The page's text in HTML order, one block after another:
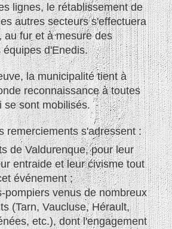
lignes, le rétablissement de
autres secteurs s'effectuera
au fur et à mesure des
d'Enedis.
la municipalité tient à
reconnaissance à toutes
se sont mobilisés.
remerciements s'adressent :
de Valdurenque, pour leur
entraide et leur civisme tout
événement ;
pompiers venus de nombreux
(Tarn, Vaucluse, Hérault,
etc.), dont l'engagement